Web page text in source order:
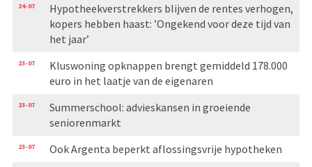
24-07
Hypotheekverstrekkers blijven de rentes verhogen,
kopers hebben haast: ’Ongekend voor deze tijd van
het jaar’
23-07
Kluswoning opknappen brengt gemiddeld 178.000
euro in het laatje van de eigenaren
23-07
Summerschool: advieskansen in groeiende
seniorenmarkt
23-07 Ook Argenta beperkt aflossingsvrije hypotheken